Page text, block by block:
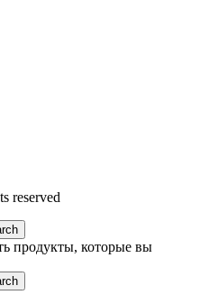
reserved
продукты, которые вы